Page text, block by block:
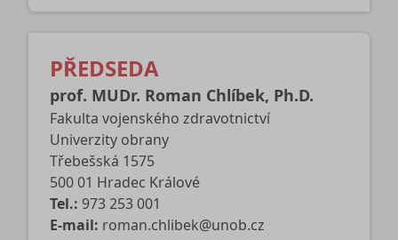
PŘEDSEDA
prof. MUDr. Roman Chlíbek, Ph.D.
Fakulta vojenského zdravotnictví
Univerzity obrany
Třebešská 1575
500 01 Hradec Králové
Tel.: 973 253 001
E-mail: roman.chlibek@unob.cz